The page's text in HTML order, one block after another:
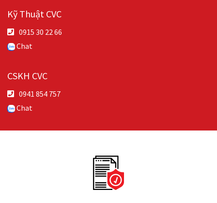
Kỹ Thuật CVC
0915 30 22 66
Chat
CSKH CVC
0941 854 757
Chat